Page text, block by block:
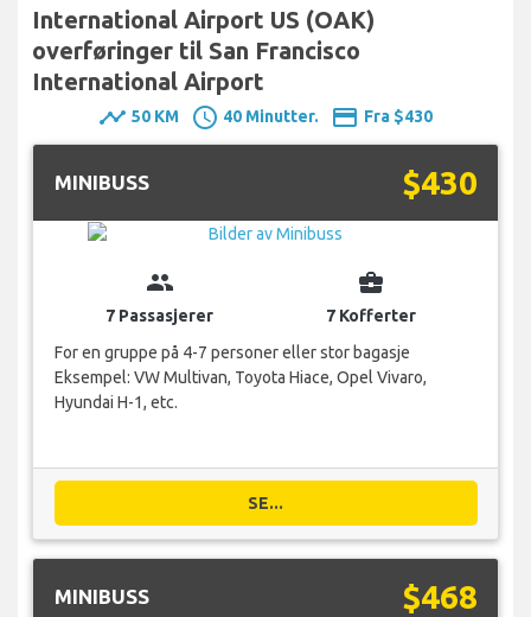
International Airport US (OAK)
overføringer til San Francisco
International Airport
timeline 50 KM schedule 40 Minutter. payment Fra $430
MINIBUSS $430
group
7 Passasjerer
business_center
7 Kofferter
For en gruppe på 4-7 personer eller stor bagasje
Eksempel: VW Multivan, Toyota Hiace, Opel Vivaro,
Hyundai H-1, etc.
SE...
MINIBUSS $468